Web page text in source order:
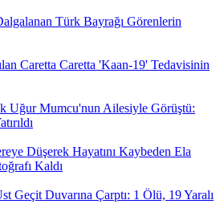
Türk Bayrağı Görenlerin
Caretta Caretta 'Kaan-19' Tedavisinin
Uğur Mumcu'nun Ailesiyle Görüştü:
Düşerek Hayatını Kaybeden Ela
Kaldı
Geçit Duvarına Çarptı: 1 Ölü, 19 Yaralı